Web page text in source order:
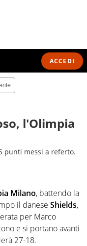
ACCEDI
l'Olimpia
punti messi a referto.
Milano, battendo la
il danese Shields,
per Marco
e si portano avanti
27-18.